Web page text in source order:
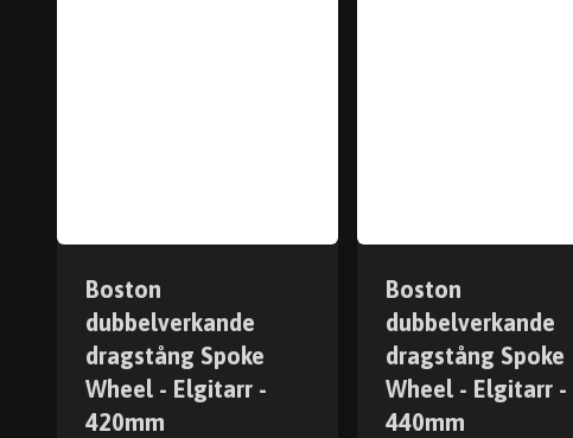
Boston
dubbelverkande
dragstång Spoke
Wheel - Elgitarr -
420mm
Boston
dubbelverkande
dragstång Spoke
Wheel - Elgitarr -
440mm